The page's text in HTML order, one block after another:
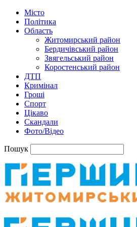
Місто
Політика
Область
Житомирський район
Бердичівський район
Звягельський район
Коростенський район
ДТП
Кримінал
Гроші
Спорт
Цікаво
Скандали
Фото/Відео
Пошук